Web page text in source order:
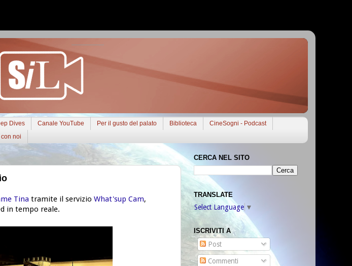
Dives Canale YouTube Per il gusto del palato Biblioteca
CineSogni - Podcast
noi
Tina tramite il servizio What'sup Cam,
in tempo reale.
CERCA NEL SITO
TRANSLATE
Select Language ▼
ISCRIVITI A
Post
Commenti